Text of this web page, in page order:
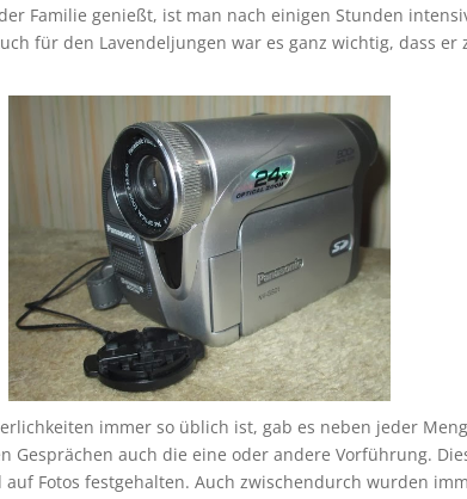
Familie genießt, ist man nach einigen Stunden
für den Lavendeljungen war es ganz wichtig, dass er
immer so üblich ist, gab es neben jeder
Gesprächen auch die eine oder andere Vorführung.
Fotos festgehalten. Auch zwischendurch wurden